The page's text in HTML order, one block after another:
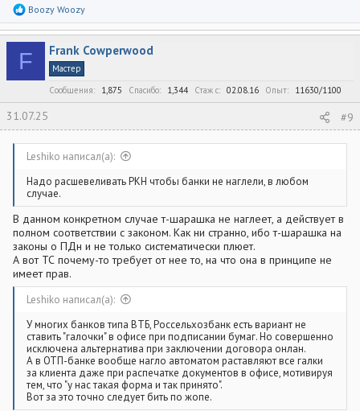
Р
а
к
ц
и
Boozy Woozy
F Frank Cowperwood
Мастер
Сообщения
1,875 Спасибо 1,344 Стаж c 02.08.16 Опыт 11630/1100
31.07.25 #9
Leshiko написал(а):
Надо расшевеливать РКН чтобы банки не наглели, в любом
случае.
В данном конкретном случае т-шарашка не наглеет, а действует в
полном соответствии с законом. Как ни странно, ибо т-шарашка на
законы о ПДн и не только систематически плюет.
А вот ТС почему-то требует от нее то, на что она в принципе не
имеет прав.
Leshiko написал(а):
У многих банков типа ВТБ, Россельхозбанк есть вариант не
ставить "галочки" в офисе при подписании бумаг. Но совершенно
исключена альтернатива при заключении договора онлан.
А в ОТП-банке вообще нагло автоматом раставляют все галки
за клиента даже при распечатке документов в офисе, мотивируя
тем, что "у нас такая форма и так принято".
Вот за это точно следует бить по жопе.